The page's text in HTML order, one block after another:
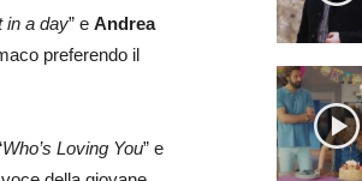
in a day” e Andrea
preferendo il
Who’s Loving You” e